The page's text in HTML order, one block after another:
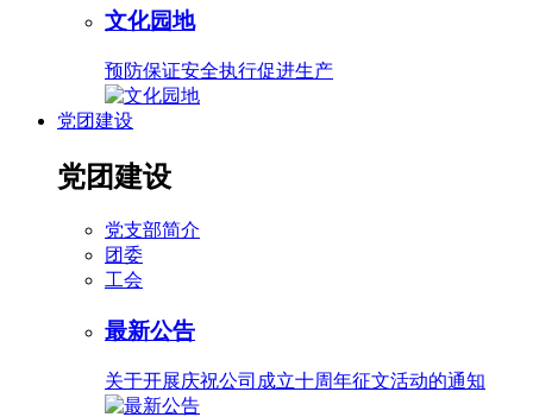
文化园地
预防保证安全执行促进生产
党团建设
党团建设
党支部简介
团委
工会
最新公告
关于开展庆祝公司成立十周年征文活动的通知